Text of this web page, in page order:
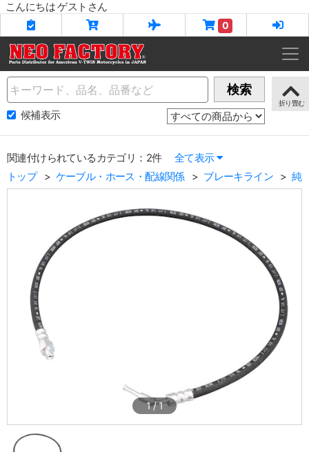
こんにちは ゲストさん
0
Name 検索
候補表示
関連付けられているカテゴリ：2件
全て表示
トップ
ケーブル・ホース・配線関係 ブレーキライン 純
1/1